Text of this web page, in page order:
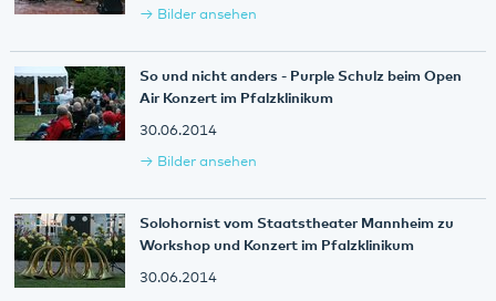
Bilder ansehen
So und nicht anders - Purple Schulz beim Open
Air Konzert im Pfalzklinikum
30.06.2014
Bilder ansehen
Solohornist vom Staatstheater Mannheim zu
Workshop und Konzert im Pfalzklinikum
30.06.2014